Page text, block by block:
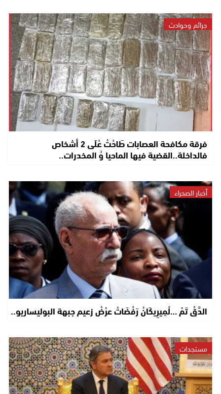
جرائم وحوادث
فرقة مكافحة العصابات طَاحْتْ عْلَى 2 أشخاص
فالداخلة..القضية فيها الماحيا وُ المخدرات..
أخبار الصحراء
الدَّقْ تَمْ …لْمِيرِيكَانْ رَفْضَاتْ عرْضْ زعيم جبهة البوليساريو..
مستجدات